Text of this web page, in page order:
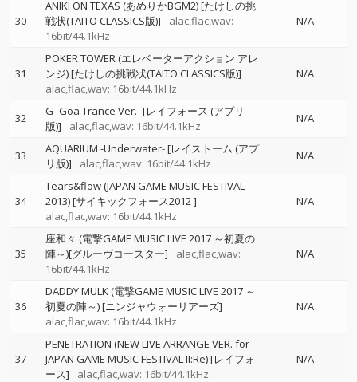
30
ANIKI ON TEXAS (あめりかBGM2) [たけしの挑
戦状(TAITO CLASSICS版)]
alac,flac,wav:
16bit/44.1kHz
N/A
31
POKER TOWER (エレベーターアクション アレ
ンジ) [たけしの挑戦状(TAITO CLASSICS版)]
alac,flac,wav: 16bit/44.1kHz
N/A
32
G -Goa Trance Ver.- [レイフォース (アプリ
版)]
alac,flac,wav: 16bit/44.1kHz
N/A
33
AQUARIUM -Underwater- [レイストーム (アプ
リ版)]
alac,flac,wav: 16bit/44.1kHz
N/A
34
Tears&flow (JAPAN GAME MUSIC FESTIVAL
2013) [サイキックフォース2012 ]
alac,flac,wav: 16bit/44.1kHz
N/A
35
座和々 (電撃GAME MUSIC LIVE 2017 ～初夏の
陣～)[グルーヴコースター]
alac,flac,wav:
16bit/44.1kHz
N/A
36
DADDY MULK (電撃GAME MUSIC LIVE 2017 ～
初夏の陣～) [ニンジャウォーリアーズ]
alac,flac,wav: 16bit/44.1kHz
N/A
37
PENETRATION (NEW LIVE ARRANGE VER. for
JAPAN GAME MUSIC FESTIVAL II:Re) [レイフォ
ース]
alac,flac,wav: 16bit/44.1kHz
N/A